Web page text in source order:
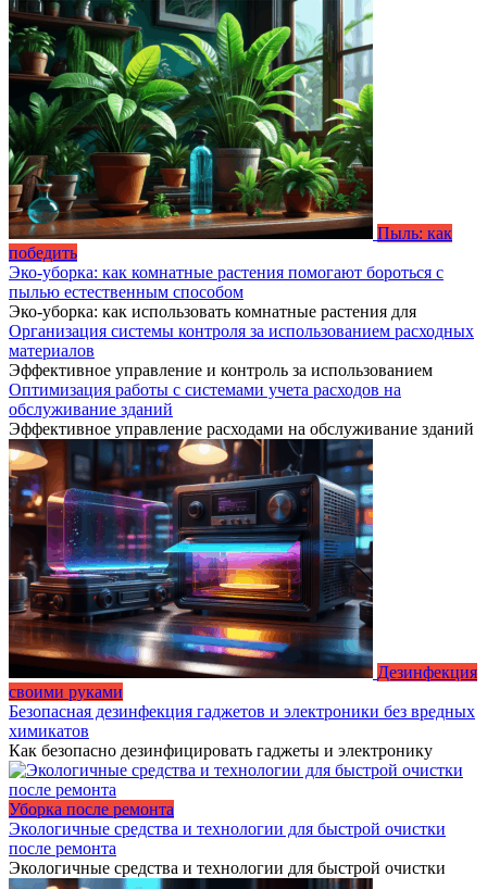
Пыль: как
победить
Эко-уборка: как комнатные растения помогают бороться с
пылью естественным способом
Эко-уборка: как использовать комнатные растения для
Организация системы контроля за использованием расходных
материалов
Эффективное управление и контроль за использованием
Оптимизация работы с системами учета расходов на
обслуживание зданий
Эффективное управление расходами на обслуживание зданий
Дезинфекция
своими руками
Безопасная дезинфекция гаджетов и электроники без вредных
химикатов
Как безопасно дезинфицировать гаджеты и электронику
Уборка после ремонта
Экологичные средства и технологии для быстрой очистки
после ремонта
Экологичные средства и технологии для быстрой очистки